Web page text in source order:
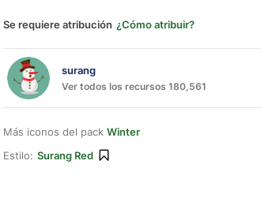
Se requiere atribución ¿Cómo atribuir?
surang
Ver todos los recursos 180,561
Más iconos del pack Winter
Estilo: Surang Red